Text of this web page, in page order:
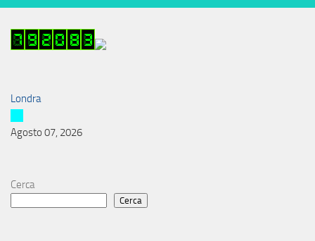
Londra
Agosto 07, 2026
Cerca
Cerca